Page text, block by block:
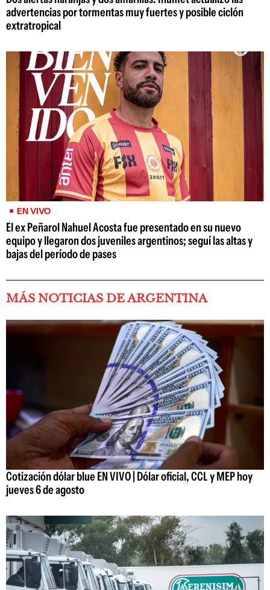
advertencias por tormentas muy fuertes y posible ciclón
extratropical
EN VIVO
El ex Peñarol Nahuel Acosta fue presentado en su nuevo
equipo y llegaron dos juveniles argentinos; seguí las altas y
bajas del período de pases
MÁS NOTICIAS DE ARGENTINA
Cotización dólar blue EN VIVO | Dólar oficial, CCL y MEP hoy
jueves 6 de agosto